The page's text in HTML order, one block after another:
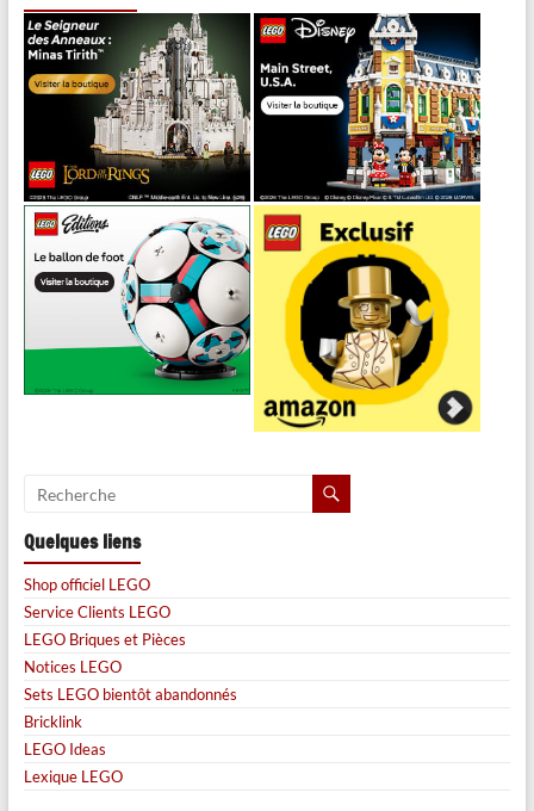
Quelques liens
Shop officiel LEGO
Service Clients LEGO
LEGO Briques et Pièces
Notices LEGO
Sets LEGO bientôt abandonnés
Bricklink
LEGO Ideas
Lexique LEGO